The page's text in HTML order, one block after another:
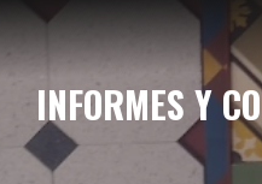
INFORMES Y